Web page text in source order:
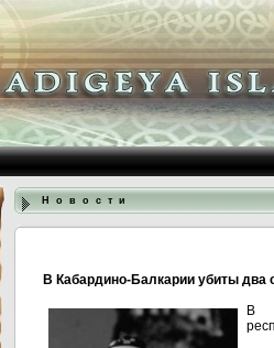
Н о в о с т и
В Кабардино-Балкарии убиты
В